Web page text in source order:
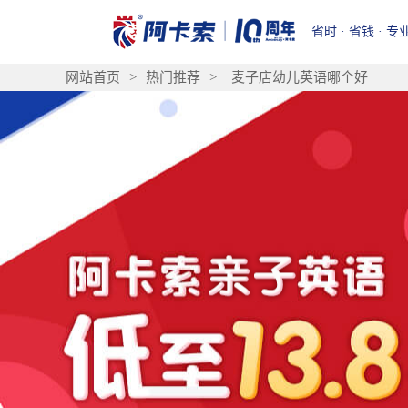
省时 · 省钱 · 专
网站首页 > 热门推荐 > 麦子店幼儿英语哪个好